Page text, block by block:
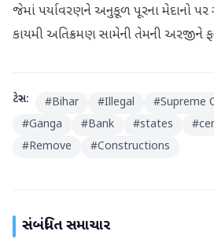
જેમાં પર્યાવરણને અનુકૂળ પૂરના મેદાનો
કાયમી અતિક્રમણ સામેની તેમની અરજીને
ટેગ્સ: #Bihar #Illegal #Supreme
#Ganga #Bank #states #
#Remove #Constructions
સંબંધિત સમાચાર